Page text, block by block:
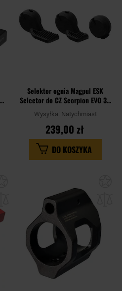
Selektor ognia Magpul ESK
Selector do CZ Scorpion EVO 3 -
Black
Wysyłka: Natychmiast
239,00 zł
DO KOSZYKA